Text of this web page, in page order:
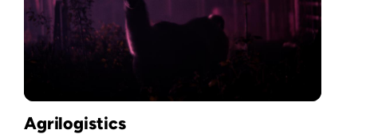
Agrilogistics